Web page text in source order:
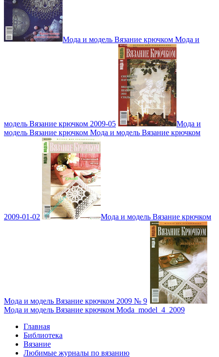
Мода и модель Вязание крючком Мода и
модель Вязание крючком 2009-05
Мода и
модель Вязание крючком Мода и модель Вязание крючком
2009-01-02 Мода и модель Вязание крючком
Мода и модель Вязание крючком 2009 № 9
Мода и модель Вязание крючком Moda_model_4_2009
Главная
Библиотека
Вязание
Любимые журналы по вязанию